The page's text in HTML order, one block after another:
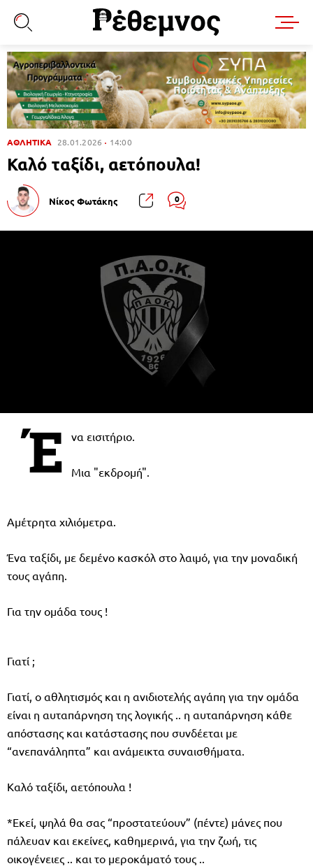
ΑΘΛΗΤΙΚΑ 28.01.2026 14:00
Καλό ταξίδι, αετόπουλα!
Νίκος Φωτάκης 0
Έ να εισιτήριο.
Μια "εκδρομή".
Αμέτρητα χιλιόμετρα.
Ένα ταξίδι, με δεμένο κασκόλ στο λαιμό, για την μοναδική
τους αγάπη.
Για την ομάδα τους !
Γιατί ;
Γιατί, ο αθλητισμός και η ανιδιοτελής αγάπη για την ομάδα
είναι η αυταπάρνηση της λογικής .. η αυταπάρνηση κάθε
απόστασης και κατάστασης που συνδέεται με
“ανεπανάληπτα” και ανάμεικτα συναισθήματα.
Καλό ταξίδι, αετόπουλα !
*Εκεί, ψηλά θα σας “προστατεύουν” (πέντε) μάνες που
πάλευαν και εκείνες, καθημερινά, για την ζωή, τις
οικογένειες .. και το μεροκάματό τους ..